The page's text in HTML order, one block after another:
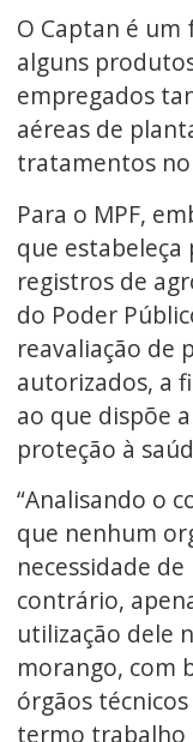
O Captan é
alguns
empregados
aéreas de
tratamentos
Para o MPF,
que estabeleça
registros de
do Poder
reavaliação de
autorizados, a
ao que dispõe
proteção à
“Analisando o
que nenhum
necessidade
contrário,
utilização dele
morango, com
órgãos
termo trabalho